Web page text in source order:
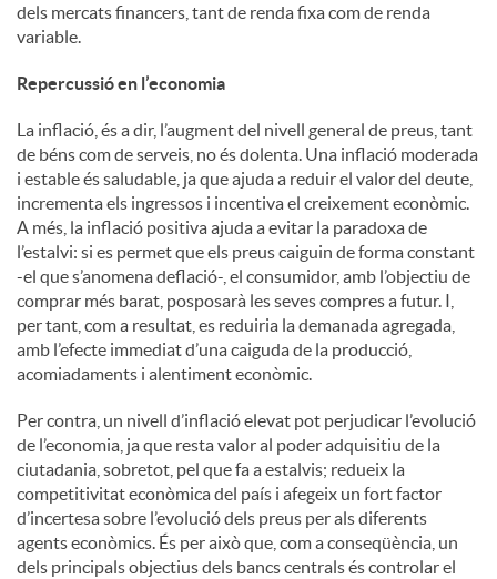
dels mercats financers, tant de renda fixa com de renda
variable.
Repercussió en l’economia
La inflació, és a dir, l’augment del nivell general de preus, tant
de béns com de serveis, no és dolenta. Una inflació moderada
i estable és saludable, ja que ajuda a reduir el valor del deute,
incrementa els ingressos i incentiva el creixement econòmic.
A més, la inflació positiva ajuda a evitar la paradoxa de
l’estalvi: si es permet que els preus caiguin de forma constant
-el que s’anomena deflació-, el consumidor, amb l’objectiu de
comprar més barat, posposarà les seves compres a futur. I,
per tant, com a resultat, es reduiria la demanada agregada,
amb l’efecte immediat d’una caiguda de la producció,
acomiadaments i alentiment econòmic.
Per contra, un nivell d’inflació elevat pot perjudicar l’evolució
de l’economia, ja que resta valor al poder adquisitiu de la
ciutadania, sobretot, pel que fa a estalvis; redueix la
competitivitat econòmica del país i afegeix un fort factor
d’incertesa sobre l’evolució dels preus per als diferents
agents econòmics. És per això que, com a conseqüència, un
dels principals objectius dels bancs centrals és controlar el